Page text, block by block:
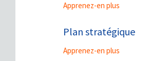
Apprenez-en plus
Plan stratégique
Apprenez-en plus